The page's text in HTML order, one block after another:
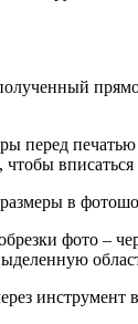
перед
фото –